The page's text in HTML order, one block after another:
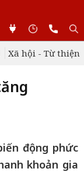
Xã hội - Từ thiện
động phức
khoản gia